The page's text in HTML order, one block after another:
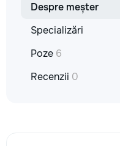
Despre meșter
Specializări
Poze 6
Recenzii 0